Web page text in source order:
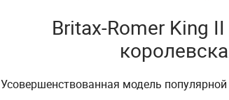
Britax-Romer King
Усовершенствованная модель